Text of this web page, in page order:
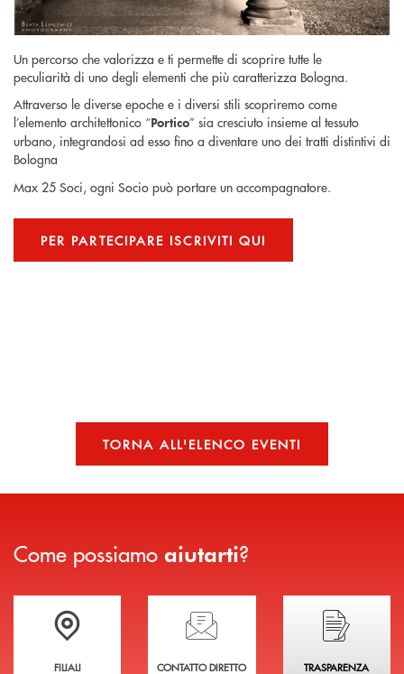
Un percorso che valorizza e ti permette di scoprire tutte le
peculiarità di uno degli elementi che più caratterizza Bologna.
Attraverso le diverse epoche e i diversi stili scopriremo come
l’elemento architettonico “Portico” sia cresciuto insieme al tessuto
urbano, integrandosi ad esso fino a diventare uno dei tratti distintivi di
Bologna
Max 25 Soci, ogni Socio può portare un accompagnatore.
PER PARTECIPARE ISCRIVITI QUI
TORNA ALL'ELENCO EVENTI
Come possiamo aiutarti?
Trova la filiale più vicina a te
FILIALI
Hai bisogno di assistenza immediata?
CONTATTO DIRETTO
Hai bisogno di
TRASPARENZA